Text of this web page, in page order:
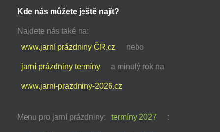
Kde nás můžete ještě najít?
Najdete nás také na:
www.jarní prázdniny ČR.cz
nebo
jarní prázdniny termíny a minulý rok na
www.jarni-prazdniny-2026.cz
Menu pro jarní prázdniny: termíny 2027 :